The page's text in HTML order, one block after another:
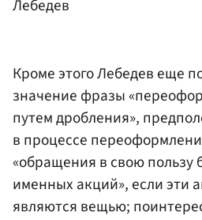
Лебедев
Кроме этого Лебедев еще
значение фразы
путем дробления»,
в процессе
«обращения в свою пользу
именных акций», если эти
являются вещью;